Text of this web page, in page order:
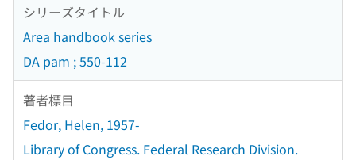
シリーズタイトル
Area handbook series
DA pam ; 550-112
著者標目
Fedor, Helen, 1957-
Library of Congress. Federal Research Division.